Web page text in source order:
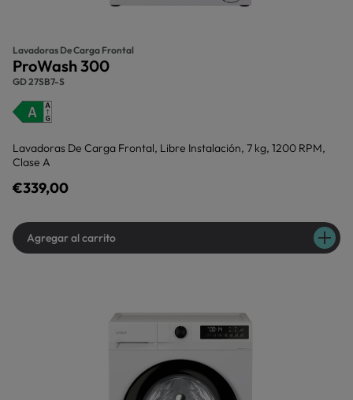
Lavadoras De Carga Frontal
ProWash 300
GD 27SB7-S
Lavadoras De Carga Frontal, Libre Instalación, 7 kg, 1200 RPM,
Clase A
€339,00
Agregar al carrito